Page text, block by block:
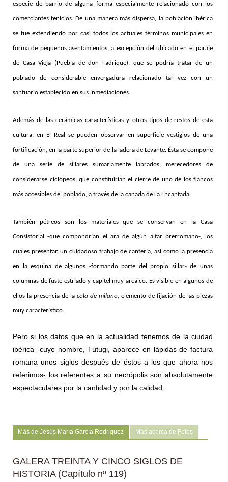
especie de barrio de alguna forma especialmente relacionado con los
comerciantes fenicios. De una manera más dispersa, la población ibérica
se fue extendiendo por casi todos los actuales términos municipales en
forma de pequeños asentamientos, a excepción del ubicado en el paraje
de Casa Vieja (Puebla de don Fadrique), que se podría tratar de un
poblado de considerable envergadura relacionado tal vez con un
santuario establecido en sus inmediaciones.
Además de las cerámicas características y otros tipos de restos de esta
cultura, en El Real se pueden observar en superficie vestigios de una
fortificación, en la parte superior de la ladera de Levante. Ésta se compone
de una serie de sillares sumariamente labrados, merecedores de
considerarse ciclópeos, que constituirían el cierre de uno de los flancos
más accesibles del poblado, a través de la cañada de La Encantada.
También pétreos son los materiales que se conservan en la Casa
Consistorial -que compondrían el ara de algún altar prerromano-, los
cuales presentan un cuidadoso trabajo de cantería, así como la presencia
en la esquina de algunos -formando parte del propio sillar- de unas
columnas de fuste estriado y capitel muy arcaico. Es visible en algunos de
ellos la presencia de la cola de milano, elemento de fijación de las piezas
muy característico.
Pero si los datos que en la actualidad tenemos de la ciudad
ibérica -cuyo nombre, Tútugi, aparece en lápidas de factura
romana unos siglos después de éstos a los que ahora nos
referimos- los referentes a su necrópolis son absolutamente
espectaculares por la cantidad y por la calidad.
Más de Jesús María García Rodriguez Más acerca de Fotos
GALERA TREINTA Y CINCO SIGLOS DE
HISTORIA (Capítulo nº 119)